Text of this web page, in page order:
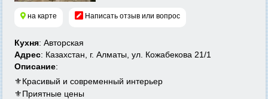
на карте Написать отзыв или вопрос
Кухня: Авторская
Адрес: Казахстан, г. Алматы, ул. Кожабекова 21/1
Описание:
⚜️Красивый и современный интерьер
⚜️Приятные цены